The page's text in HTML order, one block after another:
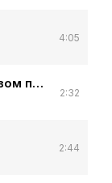
4:05
За окном девочка в бежевом платьице
2:32
2:44